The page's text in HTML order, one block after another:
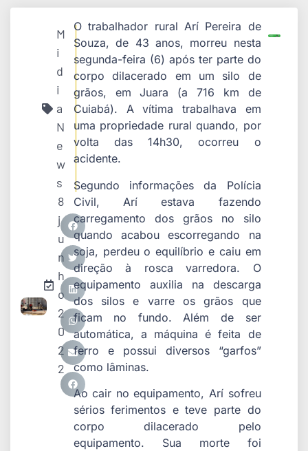
M
i
d
i
a
N
e
w
s
8
j
u
n
h
o
2
0
2
2
O trabalhador rural Arí Pereira de
Souza, de 43 anos, morreu nesta
segunda-feira (6) após ter parte do
corpo dilacerado em um silo de
grãos, em Juara (a 716 km de
Cuiabá). A vítima trabalhava em
uma propriedade rural quando, por
volta das 14h30, ocorreu o
acidente.
Segundo informações da Polícia
Civil, Arí estava fazendo
carregamento dos grãos no silo
quando acabou escorregando na
soja, perdeu o equilíbrio e caiu em
direção à rosca varredora. O
equipamento auxilia na descarga
dos silos e varre os grãos que
ficam no fundo. Além de ser
automática, a máquina é feita de
ferro e possui diversos “garfos”
como lâminas.
Ao cair no equipamento, Arí sofreu
sérios ferimentos e teve parte do
corpo dilacerado pelo
equipamento. Sua morte foi